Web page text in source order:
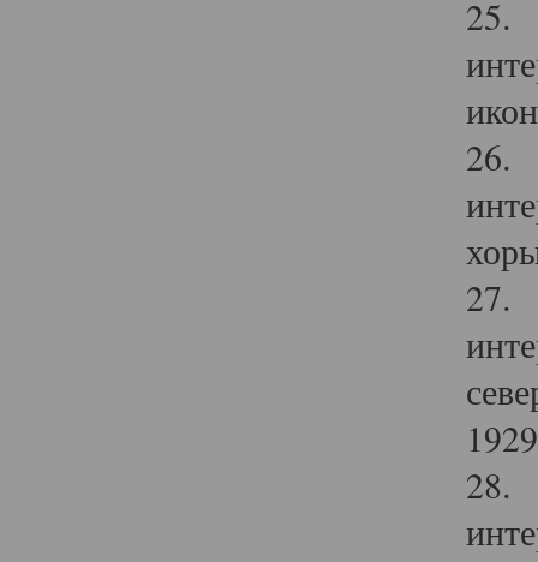
25.
26.
27.
28.